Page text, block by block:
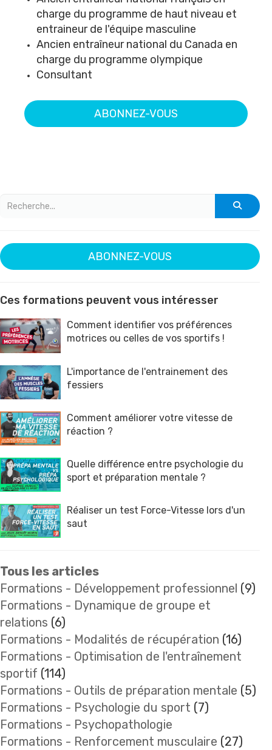
charge du programme de haut niveau et
entraineur de l'équipe masculine
Ancien entraîneur national du Canada en
charge du programme olympique
Consultant
ABONNEZ-VOUS
ABONNEZ-VOUS
Ces formations peuvent vous intéresser
Comment identifier vos préférences
motrices ou celles de vos sportifs !
L'importance de l'entrainement des
fessiers
Comment améliorer votre vitesse de
réaction ?
Quelle différence entre psychologie du
sport et préparation mentale ?
Réaliser un test Force-Vitesse lors d'un
saut
Tous les articles
Formations - Développement professionnel (9)
Formations - Dynamique de groupe et
relations (6)
Formations - Modalités de récupération (16)
Formations - Optimisation de l'entraînement
sportif (114)
Formations - Outils de préparation mentale (5)
Formations - Psychologie du sport (7)
Formations - Psychopathologie
Formations - Renforcement musculaire (27)